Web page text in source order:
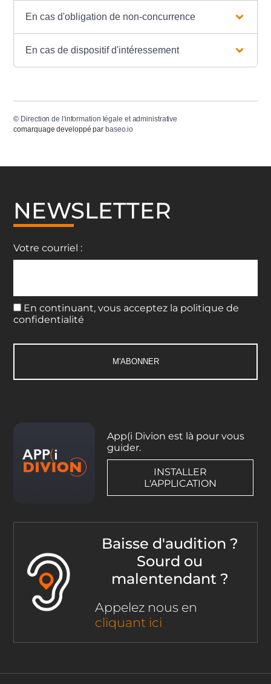
En cas d'obligation de non-concurrence
En cas de dispositif d'intéressement
© Direction de l'information légale et administrative
comarquage developpé par baseo.io
NEWSLETTER
Votre courriel :
En continuant, vous acceptez la politique de
confidentialité
App(i Divion est là pour vous
guider.
INSTALLER
L'APPLICATION
Baisse d'audition ?
Sourd ou
malentendant ?
Appelez nous en
cliquant ici